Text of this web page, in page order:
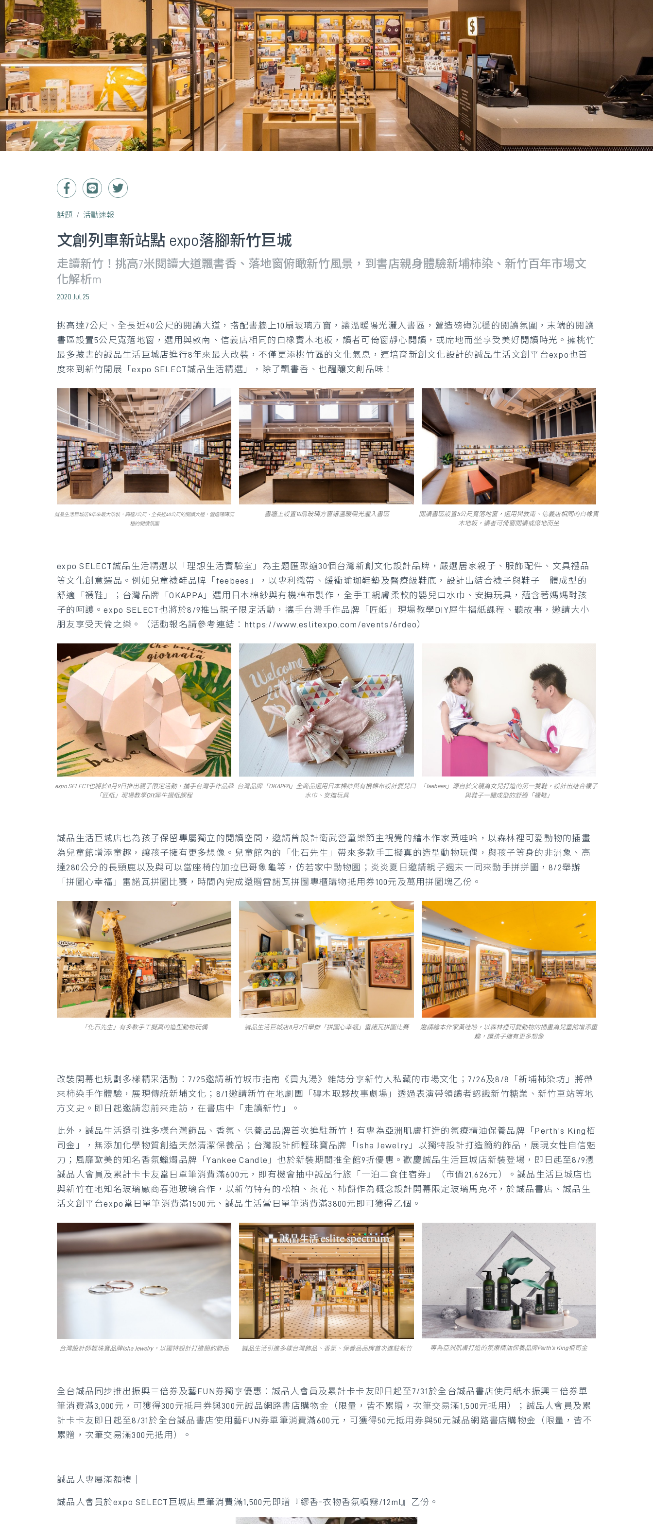
話題 活動速報
文創列車新站點 expo落腳新竹巨城
走讀新竹！挑高7米閱讀大道飄書香、落地窗俯瞰新竹風景，到書店親身體驗新埔柿染、新竹百年市場文
化解析m
2020.Jul.25
挑高達7公尺、全長近40公尺的閱讀大道，搭配書牆上10扇玻璃方窗，讓溫暖陽光灑入書區，營造磅礡沉穩的閱讀氛圍，末端的閱讀
書區設置5公尺寬落地窗，選用與敦南、信義店相同的白橡實木地板，讀者可倚窗靜心閱讀，或席地而坐享受美好閱讀時光。擁桃竹
最多藏書的誠品生活巨城店進行8年來最大改裝，不僅更添桃竹區的文化氣息，連培育新創文化設計的誠品生活文創平台expo也首
度來到新竹開展「expo SELECT誠品生活精選」，除了飄書香、也醞釀文創品味！
誠品生活巨城店8年來最大改裝，高達7公尺、全長近40公尺的閱讀大道，營造磅礡沉
穩的閱讀氛圍
書牆上設置10扇玻璃方窗讓溫暖陽光灑入書區
閱讀書區設置5公尺寬落地窗，選用與敦南、信義店相同的白橡實
木地板，讀者可倚窗閱讀或席地而坐
expo SELECT誠品生活精選以「理想生活實驗室」為主題匯聚逾30個台灣新創文化設計品牌，嚴選居家親子、服飾配件、文具禮品
等文化創意選品。例如兒童襪鞋品牌「feebees」，以專利織帶、緩衝瑜珈鞋墊及醫療級鞋底，設計出結合襪子與鞋子一體成型的
舒適「襪鞋」；台灣品牌「OKAPPA」選用日本棉紗與有機棉布製作，全手工親膚柔軟的嬰兒口水巾、安撫玩具，蘊含著媽媽對孩
子的呵護。expo SELECT也將於8/9推出親子限定活動，攜手台灣手作品牌「匠紙」現場教學DIY犀牛摺紙課程、聽故事，邀請大小
朋友享受天倫之樂。（活動報名請參考連結：https://www.eslitexpo.com/events/6rdeo）
expo SELECT也將於8月9日推出親子限定活動，攜手台灣手作品牌
「匠紙」現場教學DIY犀牛摺紙課程
台灣品牌「OKAPPA」全商品選用日本棉紗與有機棉布設計嬰兒口
水巾、安撫玩具
「feebees」源自於父親為女兒打造的第一雙鞋，設計出結合襪子
與鞋子一體成型的舒適「襪鞋」
誠品生活巨城店也為孩子保留專屬獨立的閱讀空間，邀請曾設計衛武營童樂節主視覺的繪本作家黃哇哈，以森林裡可愛動物的插畫
為兒童館增添童趣，讓孩子擁有更多想像。兒童館內的「化石先生」帶來多款手工擬真的造型動物玩偶，與孩子等身的非洲象、高
達280公分的長頸鹿以及與可以當座椅的加拉巴哥象龜等，仿若家中動物園；炎炎夏日邀請親子週末一同來動手拼拼圖，8/2舉辦
「拼圖心幸福」雷諾瓦拼圖比賽，時間內完成還贈雷諾瓦拼圖專櫃購物抵用券100元及萬用拼圖塊乙份。
「化石先生」有多款手工擬真的造型動物玩偶 誠品生活巨城店8月2日舉辦「拼圖心幸福」雷諾瓦拼圖比賽
邀請繪本作家黃哇哈，以森林裡可愛動物的插畫為兒童館增添童
趣，讓孩子擁有更多想像
改裝開幕也規劃多樣精采活動：7/25邀請新竹城市指南《貢丸湯》雜誌分享新竹人私藏的市場文化；7/26及8/8「新埔柿染坊」將帶
來柿染手作體驗，展現傳統新埔文化；8/1邀請新竹在地劇團「磚木取夥故事劇場」透過表演帶領讀者認識新竹糖業、新竹車站等地
方文史。即日起邀請您前來走訪，在書店中「走讀新竹」。
此外，誠品生活還引進多樣台灣飾品、香氛、保養品品牌首次進駐新竹！有專為亞洲肌膚打造的氛療精油保養品牌「Perth’s King栢
司金」，無添加化學物質創造天然清潔保養品；台灣設計師輕珠寶品牌「Isha Jewelry」以獨特設計打造簡約飾品，展現女性自信魅
力；風靡歐美的知名香氛蠟燭品牌「Yankee Candle」也於新裝期間推全館9折優惠。歡慶誠品生活巨城店新裝登場，即日起至8/9憑
誠品人會員及累計卡卡友當日單筆消費滿600元，即有機會抽中誠品行旅「一泊二食住宿券」（市價21,626元）。誠品生活巨城店也
與新竹在地知名玻璃廠商春池玻璃合作，以新竹特有的松柏、茶花、柿餅作為概念設計開幕限定玻璃馬克杯，於誠品書店、誠品生
活文創平台expo當日單筆消費滿1500元、誠品生活當日單筆消費滿3800元即可獲得乙個。
台灣設計師輕珠寶品牌Isha Jewelry，以獨特設計打造簡約飾品 誠品生活引進多樣台灣飾品、香氛、保養品品牌首次進駐新竹 專為亞洲肌膚打造的氛療精油保養品牌Perth’s King栢司金
全台誠品同步推出振興三倍券及藝FUN券獨享優惠：誠品人會員及累計卡卡友即日起至7/31於全台誠品書店使用紙本振興三倍券單
筆消費滿3,000元，可獲得300元抵用券與300元誠品網路書店購物金（限量，皆不累贈，次筆交易滿1,500元抵用）；誠品人會員及累
計卡卡友即日起至8/31於全台誠品書店使用藝FUN券單筆消費滿600元，可獲得50元抵用券與50元誠品網路書店購物金（限量，皆不
累贈，次筆交易滿300元抵用）。
誠品人專屬滿額禮│
誠品人會員於expo SELECT巨城店單筆消費滿1,500元即贈『繆香-衣物香氛噴霧/12ml』乙份。